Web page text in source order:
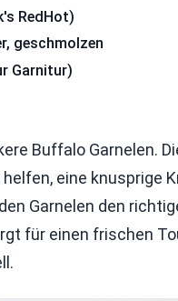
RedHot)
geschmolzen
Garnitur)
Buffalo Garnelen.
eine knusprige
Garnelen den
für einen frischen